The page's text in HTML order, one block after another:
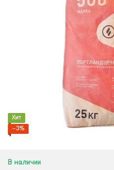
Хит
−3%
В наличии